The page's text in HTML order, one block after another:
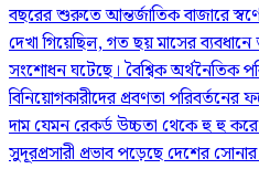
বছরের শুরুতে আন্তর্জাতিক বাজারে
দেখা গিয়েছিল, গত ছয় মাসের
সংশোধন ঘটেছে। বৈশ্বিক অর্থনৈতিক
বিনিয়োগকারীদের প্রবণতা পরিবর্তনের
দাম যেমন রেকর্ড উচ্চতা থেকে হু হু
সুদূরপ্রসারী প্রভাব পড়েছে দেশের